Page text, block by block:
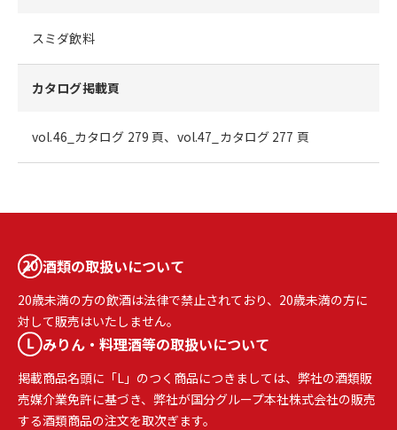
スミダ飲料
カタログ掲載頁
vol.46_カタログ 279 頁、vol.47_カタログ 277 頁
酒類の取扱いについて
20歳未満の方の飲酒は法律で禁止されており、20歳未満の方に
対して販売はいたしません。
みりん・料理酒等の取扱いについて
掲載商品名頭に「L」のつく商品につきましては、弊社の酒類販
売媒介業免許に基づき、弊社が国分グループ本社株式会社の販売
する酒類商品の注文を取次ぎます。